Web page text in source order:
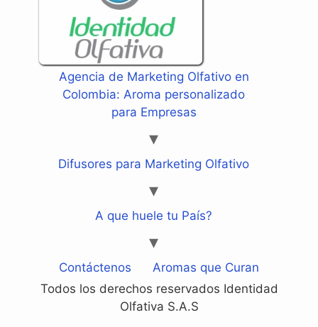
Agencia de Marketing Olfativo en
Colombia: Aroma personalizado
para Empresas
Difusores para Marketing Olfativo
A que huele tu País?
Contáctenos
Aromas que Curan
Todos los derechos reservados Identidad
Olfativa S.A.S